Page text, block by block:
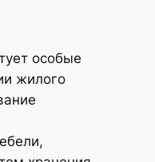
особые
жилого